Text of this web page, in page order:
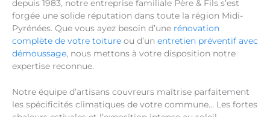
depuis 1983, notre entreprise familiale Père & Fils s’est
forgée une solide réputation dans toute la région Midi-
Pyrénées. Que vous ayez besoin d’une rénovation
complète de votre toiture ou d’un entretien préventif avec
démoussage, nous mettons à votre disposition notre
expertise reconnue.
Notre équipe d’artisans couvreurs maîtrise parfaitement
les spécificités climatiques de votre commune… Les fortes